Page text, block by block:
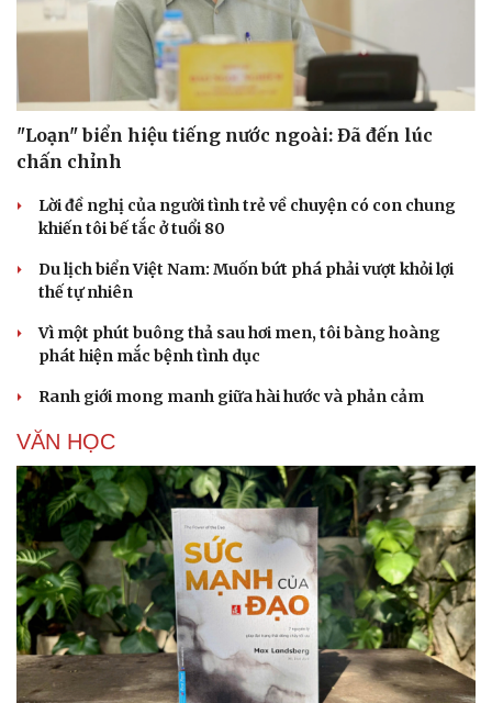
"Loạn" biển hiệu tiếng nước ngoài: Đã đến lúc
chấn chỉnh
Lời đề nghị của người tình trẻ về chuyện có con chung
khiến tôi bế tắc ở tuổi 80
Du lịch biển Việt Nam: Muốn bứt phá phải vượt khỏi lợi
thế tự nhiên
Vì một phút buông thả sau hơi men, tôi bàng hoàng
phát hiện mắc bệnh tình dục
Ranh giới mong manh giữa hài hước và phản cảm
VĂN HỌC